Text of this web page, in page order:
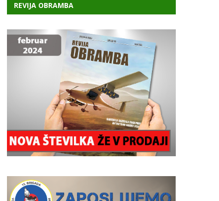
REVIJA OBRAMBA